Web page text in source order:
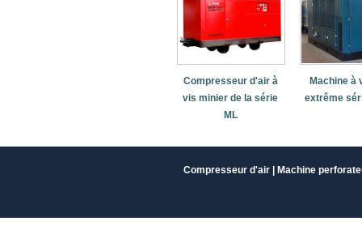
Compresseur d'air à
vis minier de la série
ML
Machine à
extrême
Compresseur d'air| Machine